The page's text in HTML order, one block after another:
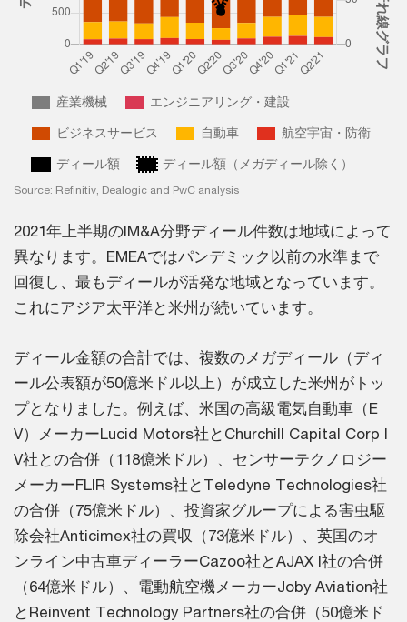
Source: Refinitiv, Dealogic and PwC analysis
2021年上半期のIM&A分野ディール件数は地域によって
異なります。EMEAではパンデミック以前の水準まで
回復し、最もディールが活発な地域となっています。
これにアジア太平洋と米州が続いています。
ディール金額の合計では、複数のメガディール（ディ
ール公表額が50億米ドル以上）が成立した米州がトッ
プとなりました。例えば、米国の高級電気自動車（E
V）メーカーLucid Motors社とChurchill Capital Corp I
V社との合併（118億米ドル）、センサーテクノロジー
メーカーFLIR Systems社とTeledyne Technologies社
の合併（75億米ドル）、投資家グループによる害虫駆
除会社Anticimex社の買収（73億米ドル）、英国のオ
ンライン中古車ディーラーCazoo社とAJAX I社の合併
（64億米ドル）、電動航空機メーカーJoby Aviation社
とReinvent Technology Partners社の合併（50億米ド